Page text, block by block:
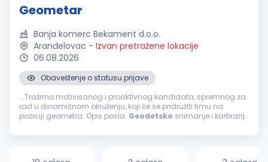
Geometar
Banja komerc Bekament d.o.o.
Aranđelovac - Izvan pretražene lokacije
06.08.2026
Obaveštenje o statusu prijave
...Tražimo motivisanog i proaktivnog kandidata, spremnog za
rad u dinamičnom okruženju, koji će se pridružiti timu na
poziciji geometra. Opis posla: Geodetsko snimanje i kartiranje
geodetskih